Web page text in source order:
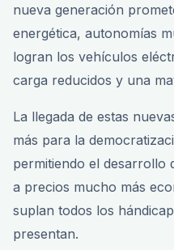
nueva generación
energética, autonomías
logran los vehículos
carga reducidos y una
La llegada de estas
más para la
permitiendo el desarrollo
a precios mucho más
suplan todos los
presentan.